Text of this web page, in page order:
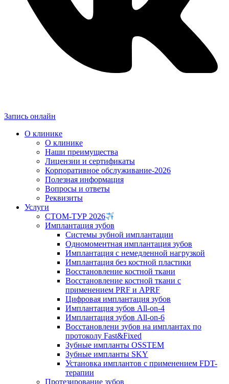
Запись онлайн
О клинике
О клинике
Наши преимущества
Лицензии и сертификаты
Корпоративное обслуживание-2026
Полезная информация
Вопросы и ответы
Реквизиты
Услуги
СТОМ-ТУР 2026
Имплантация зубов
Системы зубной имплантации
Одномоментная имплантация зубов
Имплантация с немедленной нагрузкой
Имплантация без костной пластики
Восстановление костной ткани
Восстановление костной ткани с
применением PRF и APRF
Цифровая имплантация зубов
Имплантация зубов All-on-4
Имплантация зубов All-on-6
Восстановлени зубов на имплантах по
протоколу Fast&Fixed
Зубные импланты OSSTEM
Зубные импланты SKY
Установка имплантов с применением FDT-
терапии
Протезирование зубов